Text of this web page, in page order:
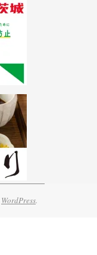
WordPress.